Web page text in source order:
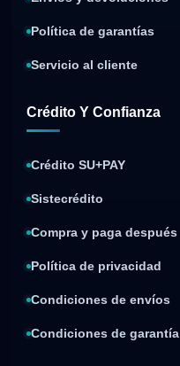
Política de garantías
Servicio al cliente
Crédito Y Confianza
Crédito SU+PAY
Sistecrédito
Compra y paga después
Política de privacidad
Condiciones de envíos
Condiciones de garantía